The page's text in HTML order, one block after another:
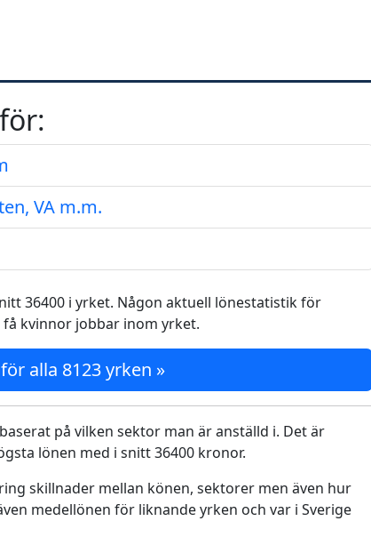
VA m.m.
36400 i yrket. Någon aktuell lönestatistik för
kvinnor jobbar inom yrket.
alla 8123 yrken »
på vilken sektor man är anställd i. Det är
lönen med i snitt 36400 kronor.
skillnader mellan könen, sektorer men även hur
medellönen för liknande yrken och var i Sverige